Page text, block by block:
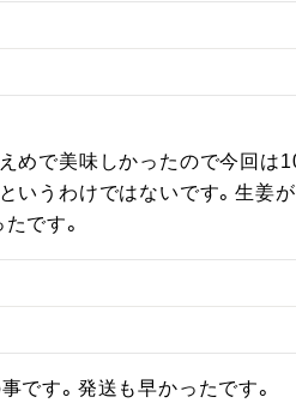
めで美味しかったので今回は
いうわけではないです。生姜
です。
です。発送も早かったです。